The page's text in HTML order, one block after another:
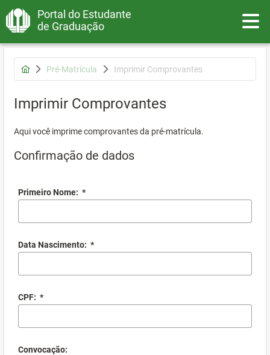
Portal do Estudante
de Graduação
Pré-Matrícula Imprimir Comprovantes
Imprimir Comprovantes
Aqui você imprime comprovantes da pré-matrícula.
Confirmação de dados
Primeiro Nome: *
Data Nascimento: *
CPF: *
Convocação: